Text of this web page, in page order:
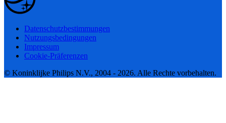
Datenschutzbestimmungen
Nutzungsbedingungen
Impressum
Cookie-Präferenzen
© Koninklijke Philips N.V., 2004 - 2026. Alle Rechte vorbehalten.